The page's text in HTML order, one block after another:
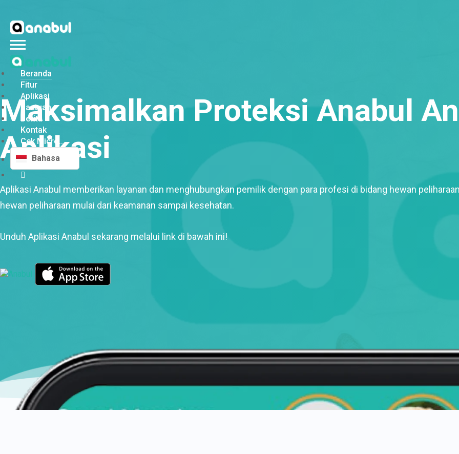
Beranda
Fitur
Aplikasi
Bantuan
Berita
Kontak
Cek Micro...
Bahasa
Maksimalkan Proteksi Anabul
Aplikasi
Aplikasi Anabul memberikan layanan dan menghubungkan pemilik dengan para profesi di bidang hewan
hewan peliharaan mulai dari keamanan sampai kesehatan.
Unduh Aplikasi Anabul sekarang melalui link di bawah ini!